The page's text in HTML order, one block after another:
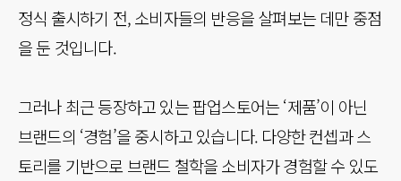
정식 출시하기 전, 소비자들의 반응을 살펴보는 데만 중점
을 둔 것입니다.
그러나 최근 등장하고 있는 팝업스토어는 ‘제품’이 아닌
브랜드의 ‘경험’을 중시하고 있습니다. 다양한 컨셉과 스
토리를 기반으로 브랜드 철학을 소비자가 경험할 수 있도